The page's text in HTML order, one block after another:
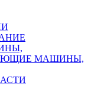
МАШИНЫ,